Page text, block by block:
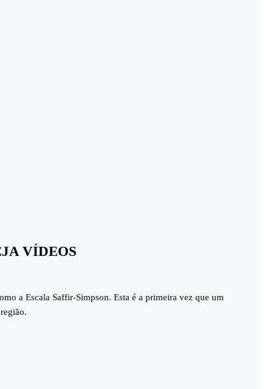
VÍDEOS
a Escala Saffir-Simpson. Esta é a primeira vez que um